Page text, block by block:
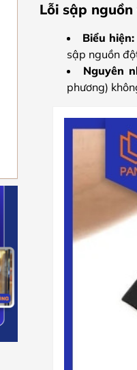
Lỗi sập
Biểu hiện:
sập nguồn
Nguyên
phương)